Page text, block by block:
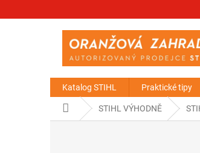
Katalog STIHL Praktické tipy
Domů STIHL VÝHODNĚ